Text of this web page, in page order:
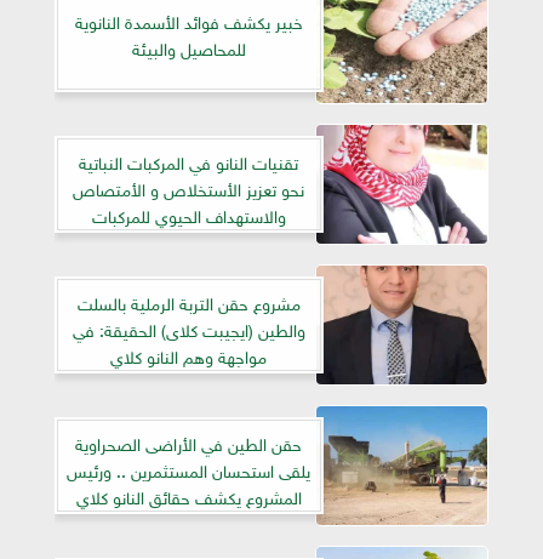
خبير يكشف فوائد الأسمدة النانوية
للمحاصيل والبيئة
تقنيات النانو في المركبات النباتية
نحو تعزيز الأستخلاص و الأمتصاص
والاستهداف الحيوي للمركبات
الطبيعية
مشروع حقن التربة الرملية بالسلت
والطين (ايجيبت كلاى) الحقيقة: في
مواجهة وهم النانو كلاي
حقن الطين في الأراضى الصحراوية
يلقى استحسان المستثمرين .. ورئيس
المشروع يكشف حقائق النانو كلاي